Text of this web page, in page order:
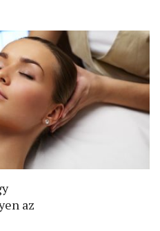
az